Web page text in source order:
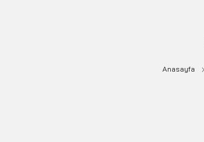
Anasayfa